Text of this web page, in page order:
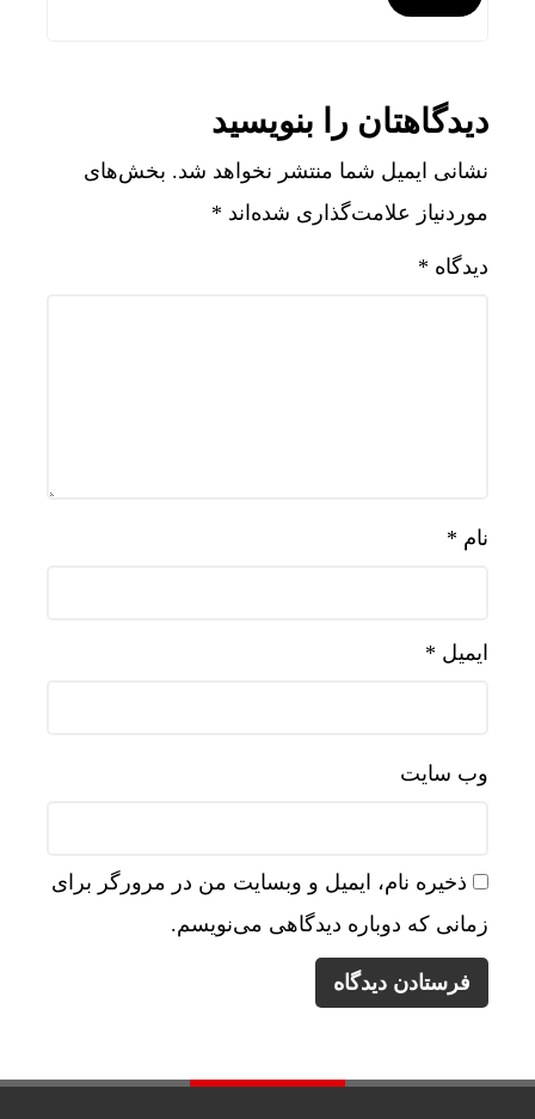
دیدگاهتان را بنویسید
نشانی ایمیل شما منتشر نخواهد شد. بخش‌های
موردنیاز علامت‌گذاری شده‌اند *
دیدگاه *
نام *
ایمیل *
وب‌ سایت
ذخیره نام، ایمیل و وبسایت من در مرورگر برای
زمانی که دوباره دیدگاهی می‌نویسم.